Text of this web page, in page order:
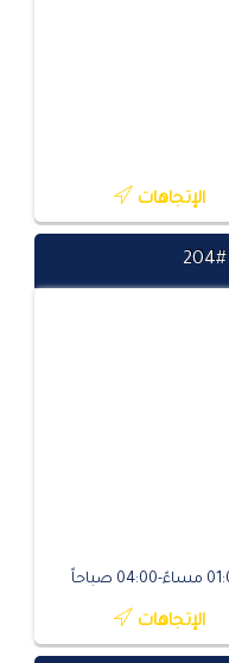
الإتجاهات
الإتجاهات